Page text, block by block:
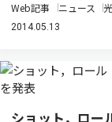
Web記事 ニュース
2014.05.13
ショット，ロー